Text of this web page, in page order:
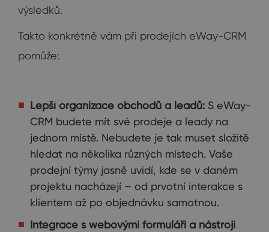
výsledků.
Takto konkrétně vám při prodejích eWay-CRM
pomůže:
Lepší organizace obchodů a leadů: S eWay-
CRM budete mít své prodeje a leady na
jednom místě. Nebudete je tak muset složitě
hledat na několika různých místech. Vaše
prodejní týmy jasně uvidí, kde se v daném
projektu nacházejí – od prvotní interakce s
klientem až po objednávku samotnou.
Integrace s webovými formuláři a nástroji